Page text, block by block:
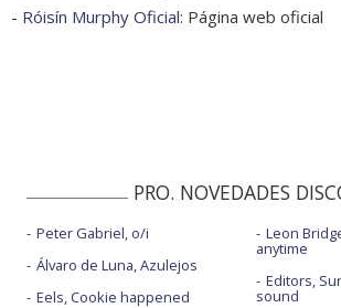
- Róisín Murphy Oficial: Página web oficial
PRO. NOVEDADES
Peter Gabriel, o/i
Álvaro de Luna, Azulejos
Eels, Cookie happened
Leon
anytime
Editors,
sound